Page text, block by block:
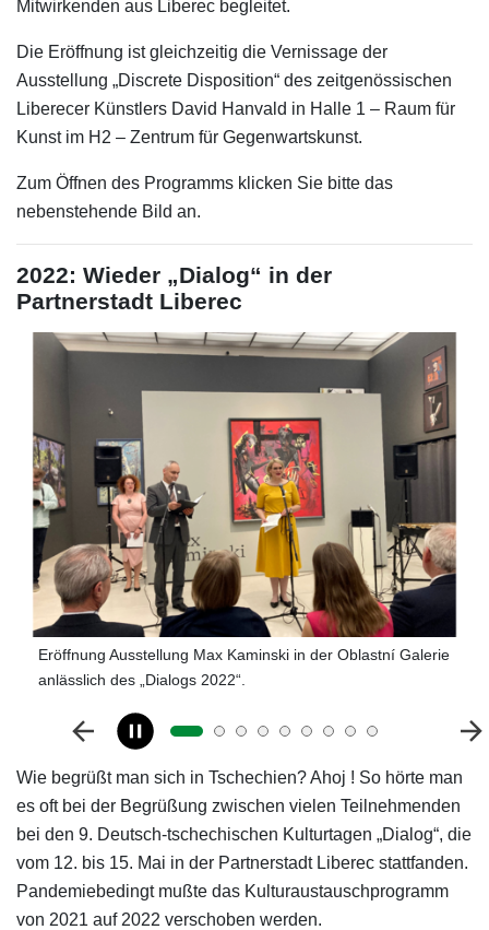
Mitwirkenden aus Liberec begleitet.
Die Eröffnung ist gleichzeitig die Vernissage der
Ausstellung „Discrete Disposition“ des zeitgenössischen
Liberecer Künstlers David Hanvald in Halle 1 – Raum für
Kunst im H2 – Zentrum für Gegenwartskunst.
Zum Öffnen des Programms klicken Sie bitte das
nebenstehende Bild an.
2022: Wieder „Dialog“ in der
Partnerstadt Liberec
Eröffnung Ausstellung Max Kaminski in der Oblastní Galerie
anlässlich des „Dialogs 2022“.
Wie begrüßt man sich in Tschechien? Ahoj ! So hörte man
es oft bei der Begrüßung zwischen vielen Teilnehmenden
bei den 9. Deutsch-tschechischen Kulturtagen „Dialog“, die
vom 12. bis 15. Mai in der Partnerstadt Liberec stattfanden.
Pandemiebedingt mußte das Kulturaustauschprogramm
von 2021 auf 2022 verschoben werden.